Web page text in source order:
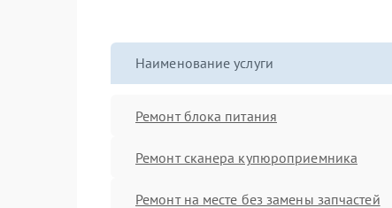
Наименование услуги
Ремонт блока питания
Ремонт сканера купюроприемника
Ремонт на месте без замены запчастей